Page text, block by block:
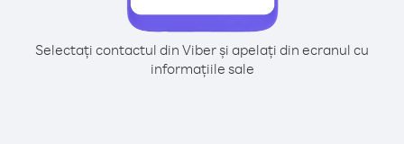
Selectați contactul din Viber și apelați din ecranul cu
informațiile sale